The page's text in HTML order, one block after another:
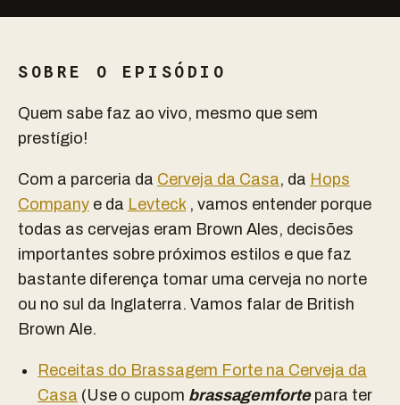
SOBRE O EPISÓDIO
Quem sabe faz ao vivo, mesmo que sem
prestígio!
Com a parceria da Cerveja da Casa, da Hops
Company e da Levteck, vamos entender porque
todas as cervejas eram Brown Ales, decisões
importantes sobre próximos estilos e que faz
bastante diferença tomar uma cerveja no norte
ou no sul da Inglaterra. Vamos falar de British
Brown Ale.
Receitas do Brassagem Forte na Cerveja da
Casa (Use o cupom brassagemfortepara ter